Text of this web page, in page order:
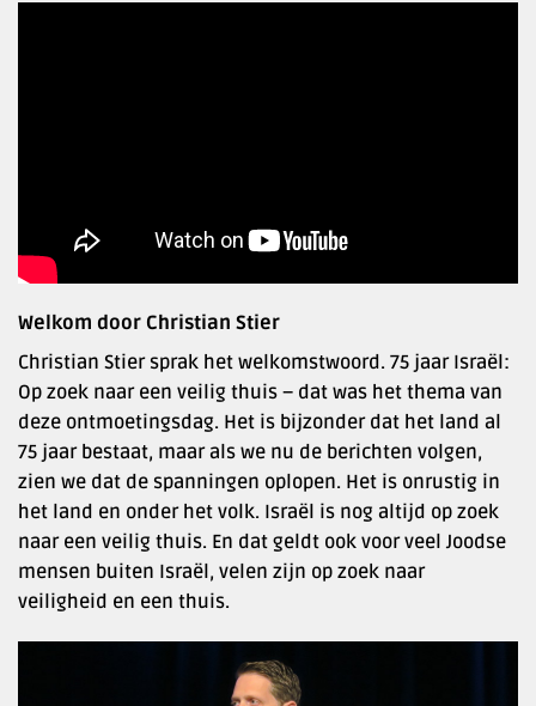
Welkom door Christian Stier
Christian Stier sprak het welkomstwoord. 75 jaar Israël:
Op zoek naar een veilig thuis – dat was het thema van
deze ontmoetingsdag. Het is bijzonder dat het land al
75 jaar bestaat, maar als we nu de berichten volgen,
zien we dat de spanningen oplopen. Het is onrustig in
het land en onder het volk. Israël is nog altijd op zoek
naar een veilig thuis. En dat geldt ook voor veel Joodse
mensen buiten Israël, velen zijn op zoek naar
veiligheid en een thuis.